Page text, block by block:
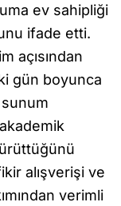
ev sahipliği
ifade etti.
açısından
gün boyunca
alışverişi ve
verimli